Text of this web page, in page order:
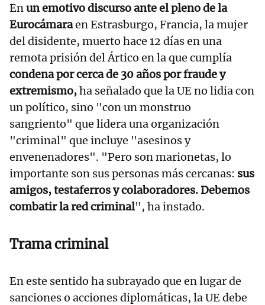
Enun emotivo discurso ante el pleno de la
Eurocámaraen Estrasburgo, Francia, la mujer
del disidente, muerto hace 12 días en una
remota prisión del Ártico en la que cumplía
condena por cerca de 30 años por fraude y
extremismo,ha señalado que la UE no lidia con
un político, sino "con un monstruo
sangriento" que lidera una organización
"criminal" que incluye "asesinos y
envenenadores". "Pero son marionetas, lo
importante son sus personas más cercanas: sus
amigos, testaferros y colaboradores. Debemos
combatir la red criminal", ha instado.
Trama criminal
En este sentido ha subrayado que en lugar de
sanciones o acciones diplomáticas, la UE debe